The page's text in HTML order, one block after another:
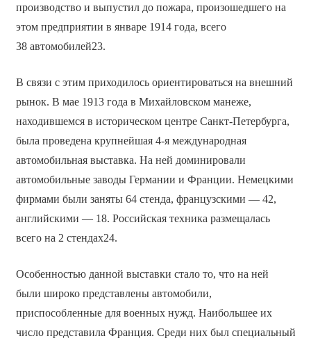
производство и выпустил до пожара, произошедшего на
этом предприятии в январе 1914 года, всего
38 автомобилей23.
В связи с этим приходилось ориентироваться на внешний
рынок. В мае 1913 года в Михайловском манеже,
находившемся в историческом центре Санкт-Петербурга,
была проведена крупнейшая 4-я международная
автомобильная выставка. На ней доминировали
автомобильные заводы Германии и Франции. Немецкими
фирмами были заняты 64 стенда, французскими — 42,
английскими — 18. Российская техника размещалась
всего на 2 стендах24.
Особенностью данной выставки стало то, что на ней
были широко представлены автомобили,
приспособленные для военных нужд. Наибольшее их
число представила Франция. Среди них был специальный